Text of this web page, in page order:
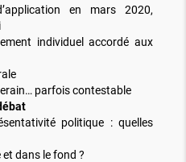
en mars 2020,
individuel accordé aux
parfois contestable
politique : quelles
dans le fond ?